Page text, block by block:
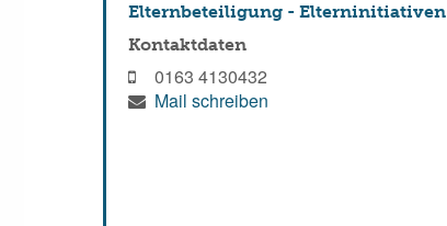
Elternbeteiligung - Elterninitiativen
Kontaktdaten
0163 4130432
Mail schreiben